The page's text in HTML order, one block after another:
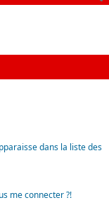
dans la liste des
me connecter ?!